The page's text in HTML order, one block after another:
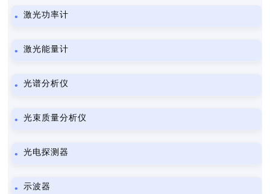
激光功率计
激光能量计
光谱分析仪
光束质量分析仪
光电探测器
示波器